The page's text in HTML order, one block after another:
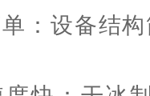
设备结构